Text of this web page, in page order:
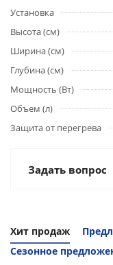
Установка
Высота (см)
Ширина (см)
Глубина (см)
Мощность (Вт)
Объем (л)
Защита от перегрева
Задать вопрос
Хит продаж
Сезонное